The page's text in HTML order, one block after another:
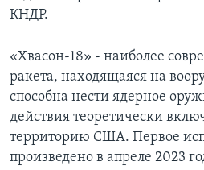
КНДР.
«Хвасон-18» - наиболее
ракета, находящаяся на
способна нести ядерное
действия теоретически
территорию США. Первое
произведено в апреле 2023